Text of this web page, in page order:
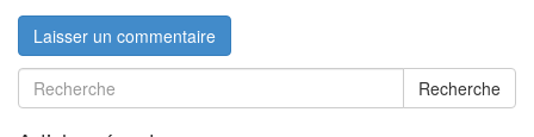
Recherche